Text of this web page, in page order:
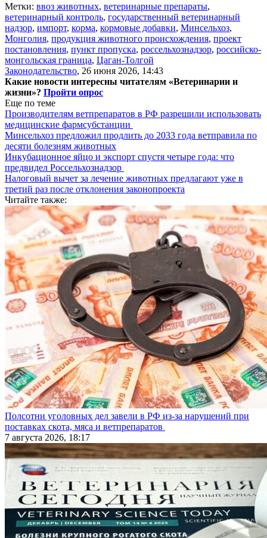
Метки: ввоз животных, ветеринарные препараты,
ветеринарный контроль, государственный ветеринарный
надзор, импорт, корма, кормовые добавки, Минсельхоз,
Монголия, продукция животного происхождения, проект
постановления, пункт пропуска, россельхознадзор, российско-
монгольская граница, Цаган-Толгой
Законодательство, 26 июня 2026, 14:43
Какие новости интересны читателям «Ветеринарии и
жизни»? Пройти опрос
Еще по теме
Производителям ветпрепаратов в РФ разрешили использовать
медицинские фармсубстанции
Минсельхоз предложил продлить до 2033 года ветправила по
десяти болезням животных
Инкубационное яйцо и экспорт спустя четыре года: что
предвидел Россельхознадзор
Налоговый вычет за лечение животных предлагают уже в
третий раз после отклонения законопроекта
Читайте также:
Полсотни уголовных дел завели в РФ из-за нарушений при
поставках скота, мяса и ветпрепаратов
7 августа 2026, 18:17